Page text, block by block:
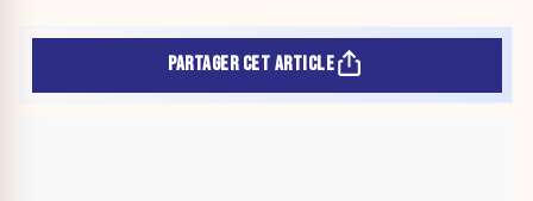
PARTAGER CET ARTICLE